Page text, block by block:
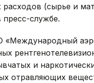
(сырье и
пресс-службе.
«Международный
и
отравляющих